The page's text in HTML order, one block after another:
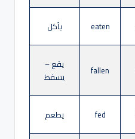
eaten يأكل
fallen
يقع –
يسقط
fed يطعم